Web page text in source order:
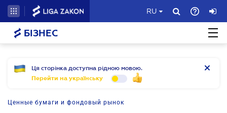
RU
БІЗНЕС
Ця сторінка доступна рідною мовою.
Перейти на українську
Ценные бумаги и фондовый рынок